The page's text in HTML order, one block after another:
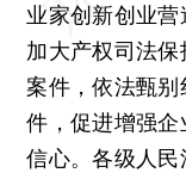
业家创新创业营
加大产权司法
案件，依法甄别
件，促进增强
信心。各级人